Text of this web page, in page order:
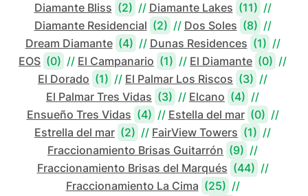
Diamante Bliss (2) // Diamante Lakes (11) //
Diamante Residencial (2) // Dos Soles (8) //
Dream Diamante (4) // Dunas Residences (1) //
EOS (0) // El Campanario (1) // El Diamante (0) //
El Dorado (1) // El Palmar Los Riscos (3) //
El Palmar Tres Vidas (3) // Elcano (4) //
Ensueño Tres Vidas (4) // Estella del mar (0) //
Estrella del mar (2) // FairView Towers (1) //
Fraccionamiento Brisas Guitarrón (9) //
Fraccionamiento Brisas del Marqués (44) //
Fraccionamiento La Cima (25) //